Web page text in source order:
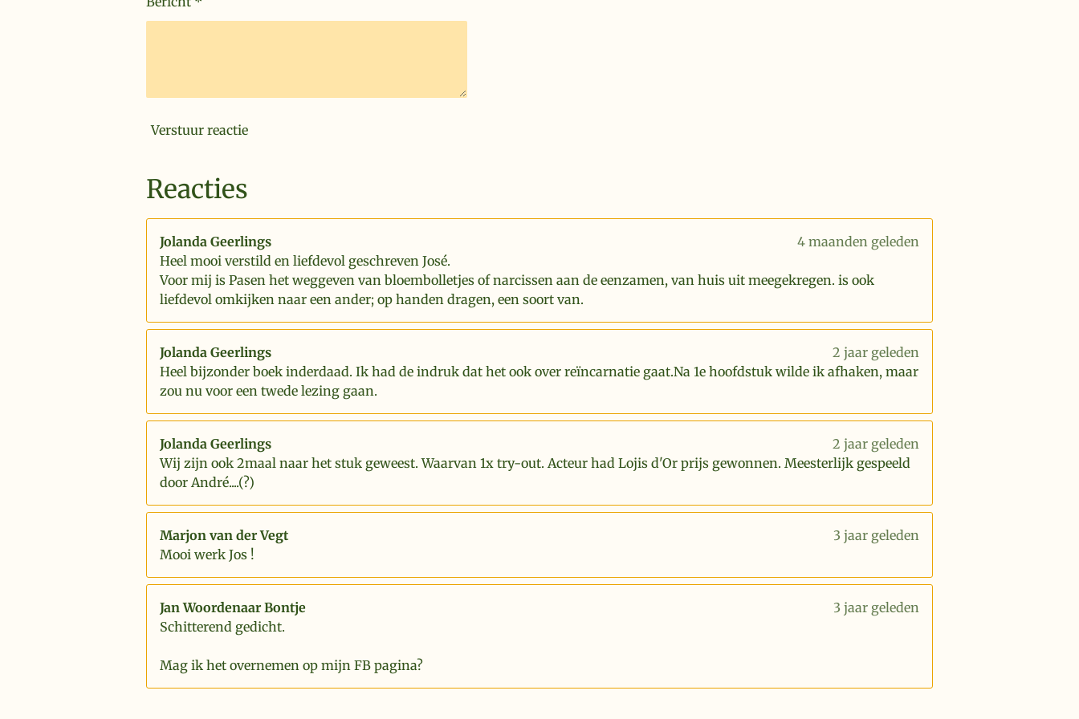
Verstuur reactie
Reacties
Jolanda Geerlings
4 maanden geleden
Heel mooi verstild en liefdevol geschreven José.
Voor mij is Pasen het weggeven van bloembolletjes of narcissen aan de eenzamen, van huis uit meegekregen. is ook
liefdevol omkijken naar een ander; op handen dragen, een soort van.
Jolanda Geerlings
2 jaar geleden
Heel bijzonder boek inderdaad. Ik had de indruk dat het ook over reïncarnatie gaat.Na 1e hoofdstuk wilde ik afhaken, maar
zou nu voor een twede lezing gaan.
Jolanda Geerlings
2 jaar geleden
Wij zijn ook 2maal naar het stuk geweest. Waarvan 1x try-out. Acteur had Lojis d'Or prijs gewonnen. Meesterlijk gespeeld
door André....(?)
Marjon van der Vegt
3 jaar geleden
Mooi werk Jos !
Jan Woordenaar Bontje
3 jaar geleden
Schitterend gedicht.
Mag ik het overnemen op mijn FB pagina?